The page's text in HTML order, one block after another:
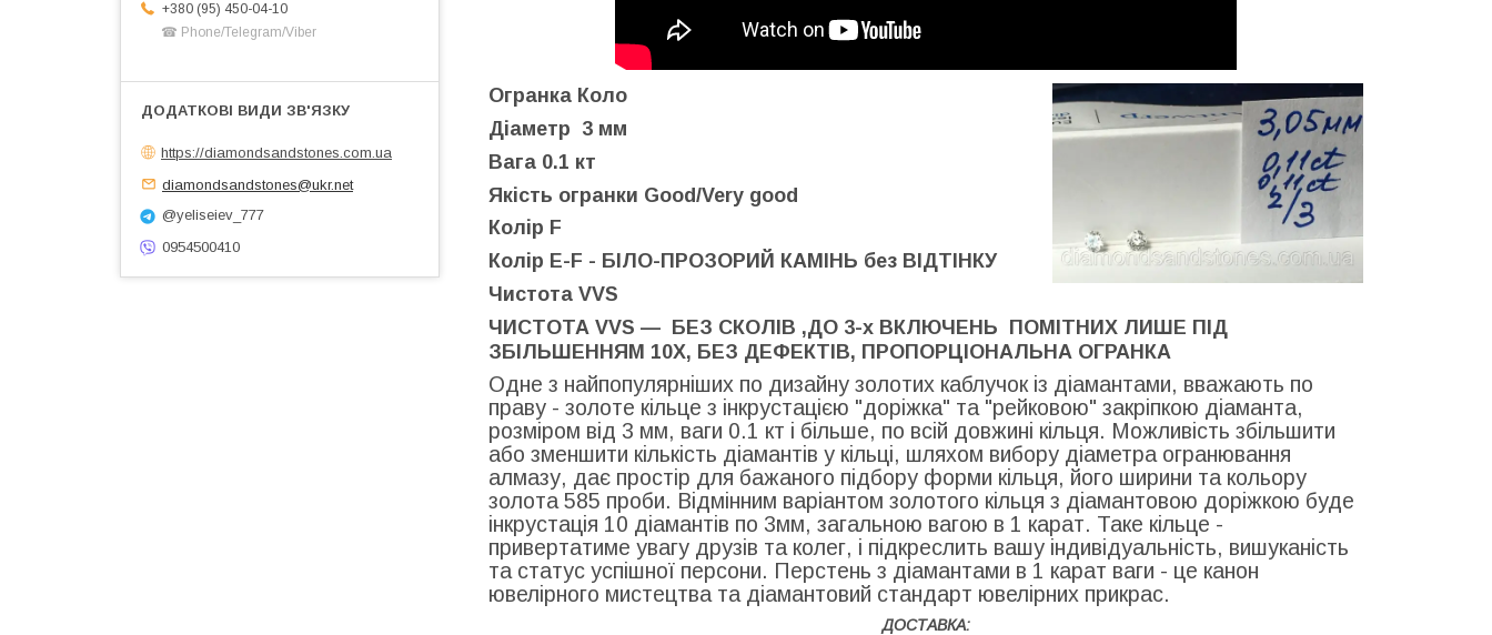
Огранка Коло
Діаметр 3 мм
Вага 0.1 кт
Якість огранки Good/Very good
Колір F
Колір E-F - БІЛО-ПРОЗОРИЙ КАМІНЬ без ВІДТІНКУ
Чистота VVS
ЧИСТОТА VVS — БЕЗ СКОЛІВ ,ДО 3-х ВКЛЮЧЕНЬ ПОМІТНИХ ЛИШЕ ПІД
ЗБІЛЬШЕННЯМ 10Х, БЕЗ ДЕФЕКТІВ, ПРОПОРЦІОНАЛЬНА ОГРАНКА
Одне з найпопулярніших по дизайну золотих каблучок із діамантами, вважають по
праву - золоте кільце з інкрустацією "доріжка" та "рейковою" закріпкою діаманта,
розміром від 3 мм, ваги 0.1 кт і більше, по всій довжині кільця. Можливість збільшити
або зменшити кількість діамантів у кільці, шляхом вибору діаметра огранювання
алмазу, дає простір для бажаного підбору форми кільця, його ширини та кольору
золота 585 проби. Відмінним варіантом золотого кільця з діамантовою доріжкою буде
інкрустація 10 діамантів по 3мм, загальною вагою в 1 карат. Таке кільце -
привертатиме увагу друзів та колег, і підкреслить вашу індивідуальність, вишуканість
та статус успішної персони. Перстень з діамантами в 1 карат ваги - це канон
ювелірного мистецтва та діамантовий стандарт ювелірних прикрас.
ДОСТАВКА:
+380 (95) 450-04-10
☎ Phone/Telegram/Viber
https://diamondsandstones.com.ua
diamondsandstones@ukr.net
@yeliseiev_777
0954500410